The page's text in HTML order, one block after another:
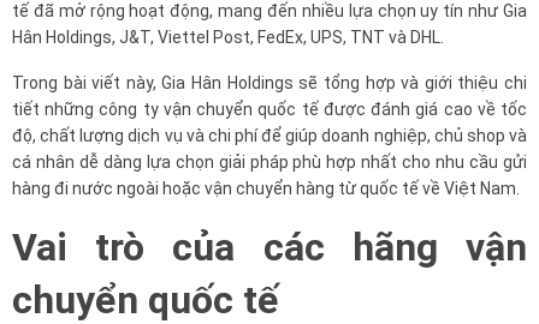
tế đã mở rộng hoạt động, mang đến nhiều lựa chọn uy tín như Gia
Hân Holdings, J&T, Viettel Post, FedEx, UPS, TNT và DHL.
Trong bài viết này, Gia Hân Holdings sẽ tổng hợp và giới thiệu chi
tiết những công ty vận chuyển quốc tế được đánh giá cao về tốc
độ, chất lượng dịch vụ và chi phí để giúp doanh nghiệp, chủ shop và
cá nhân dễ dàng lựa chọn giải pháp phù hợp nhất cho nhu cầu gửi
hàng đi nước ngoài hoặc vận chuyển hàng từ quốc tế về Việt Nam.
Vai trò của các hãng vận
chuyển quốc tế